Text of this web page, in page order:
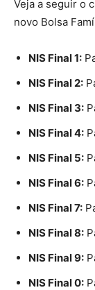
Veja a seguir o
novo Bolsa
NIS Final 1:
NIS Final 2:
NIS Final 3:
NIS Final 4:
NIS Final 5:
NIS Final 6:
NIS Final 7:
NIS Final 8:
NIS Final 9:
NIS Final 0: